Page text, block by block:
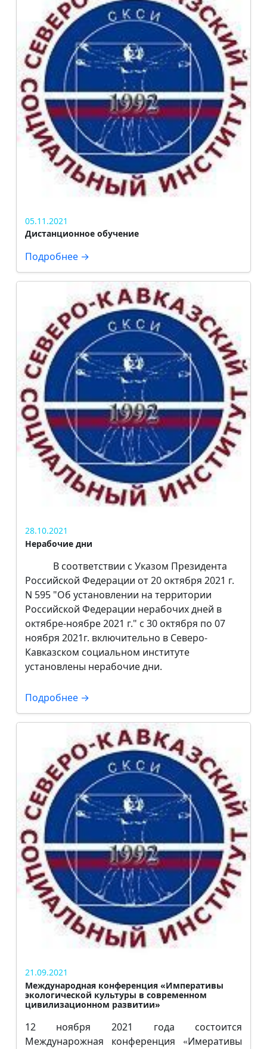
Приглашаем вас на фестиваль
художественного самодеятельного
творчества "Знакомьтесь, мы - 1 курс!"
25 ноября в 16:00, по адресу Черняховского
2Б.
Подробнее →
05.11.2021
Дистанционное обучение
Подробнее →
28.10.2021
Нерабочие дни
В соответствии с Указом Президента
Российской Федерации от 20 октября 2021 г.
N 595 "Об установлении на территории
Российской Федерации нерабочих дней в
октябре-ноябре 2021 г." с 30 октября по 07
ноября 2021г. включительно в Северо-
Кавказском социальном институте
установлены нерабочие дни.
Подробнее →
21.09.2021
Международная конференция «Императивы
экологической культуры в современном
цивилизационном развитии»
12 ноября 2021 года состоится
Междунарожная конференция
«Имеративы